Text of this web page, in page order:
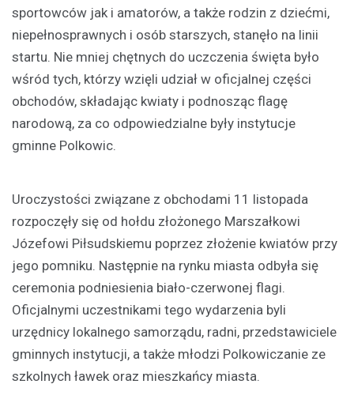
sportowców jak i amatorów, a także rodzin z dziećmi,
niepełnosprawnych i osób starszych, stanęło na linii
startu. Nie mniej chętnych do uczczenia święta było
wśród tych, którzy wzięli udział w oficjalnej części
obchodów, składając kwiaty i podnosząc flagę
narodową, za co odpowiedzialne były instytucje
gminne Polkowic.
Uroczystości związane z obchodami 11 listopada
rozpoczęły się od hołdu złożonego Marszałkowi
Józefowi Piłsudskiemu poprzez złożenie kwiatów przy
jego pomniku. Następnie na rynku miasta odbyła się
ceremonia podniesienia biało-czerwonej flagi.
Oficjalnymi uczestnikami tego wydarzenia byli
urzędnicy lokalnego samorządu, radni, przedstawiciele
gminnych instytucji, a także młodzi Polkowiczanie ze
szkolnych ławek oraz mieszkańcy miasta.